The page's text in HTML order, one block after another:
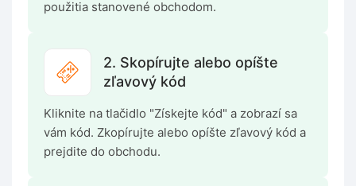
použitia stanovené obchodom.
2. Skopírujte alebo opíšte
zľavový kód
Kliknite na tlačidlo "Získejte kód" a zobrazí sa
vám kód. Zkopírujte alebo opíšte zľavový kód a
prejdite do obchodu.